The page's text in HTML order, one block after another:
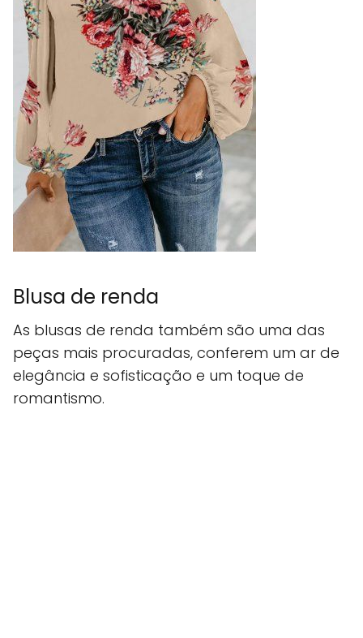
Blusa de renda
As blusas de renda também são uma das
peças mais procuradas, conferem um ar de
elegância e sofisticação e um toque de
romantismo.